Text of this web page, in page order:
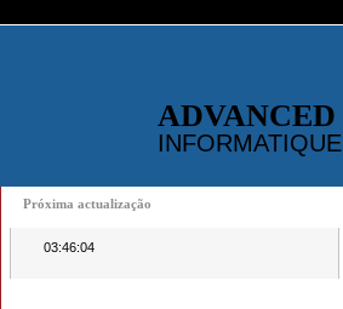
ADVANCED
INFORMATIQUE
Próxima actualização
03:46:04